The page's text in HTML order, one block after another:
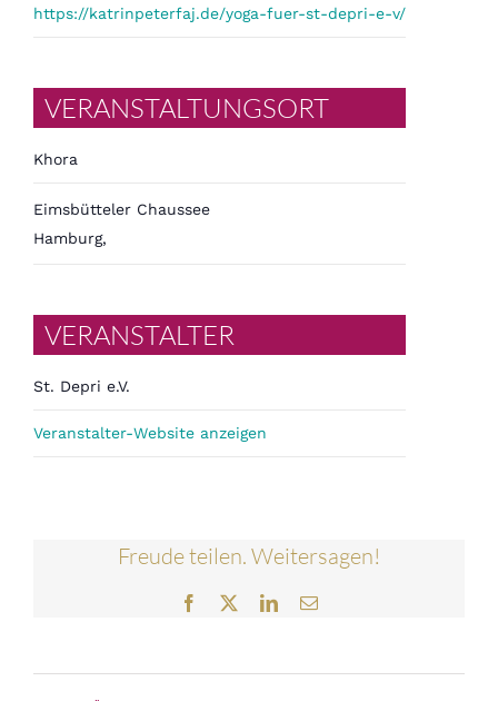
https://katrinpeterfaj.de/yoga-fuer-st-depri-e-v/
VERANSTALTUNGSORT
Khora
Eimsbütteler Chaussee
Hamburg,
VERANSTALTER
St. Depri e.V.
Veranstalter-Website anzeigen
Freude teilen. Weitersagen!
Facebook
TwitterLinkedIn
E-